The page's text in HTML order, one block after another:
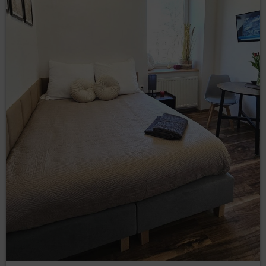
do ograniczenia przetwarzania (art. 18 RODO)
– żądania ograniczenia przetwarzania danych
osoba, której dane dotyczą, kwestionuje
prawidłowość danych osobowych – na
okres pozwalający Administratorowi danych
sprawdzić prawidłowość tych danych,
przetwarzanie jest niezgodne z prawem, a
osoba, której dane dotyczą, sprzeciwia się
ich usunięciu, żądając ograniczenia ich
wykorzystywania,
Administrator danych nie potrzebuje już
tych danych, ale są one potrzebne osobie,
dochodzenia lub obrony roszczeń,
osoba, której dane dotyczą, wniosła
sprzeciw wobec przetwarzania – do czasu
stwierdzenia, czy prawnie uzasadnione
osoby, której dane dotyczą;
do przenoszenia danych (art. 20 RODO)–